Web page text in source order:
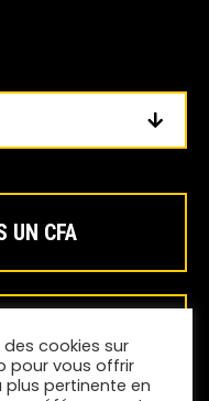
UN CFA
MON
cookies sur
pour vous offrir
plus pertinente en